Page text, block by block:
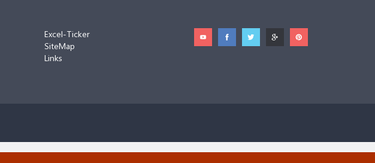
Excel-Ticker
SiteMap
Links